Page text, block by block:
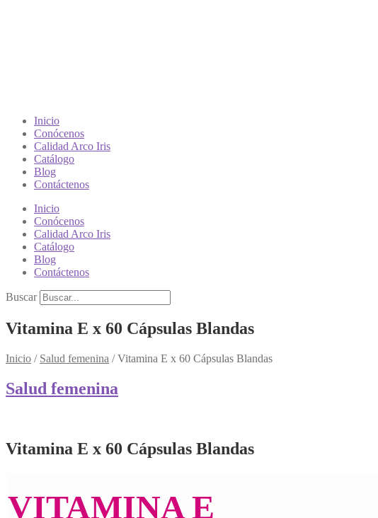
Inicio
Conócenos
Calidad Arco Iris
Catálogo
Blog
Contáctenos
Inicio
Conócenos
Calidad Arco Iris
Catálogo
Blog
Contáctenos
Buscar
Vitamina E x 60 Cápsulas Blandas
Inicio / Salud femenina /Vitamina E x 60 Cápsulas Blandas
Salud femenina
Vitamina E x 60 Cápsulas Blandas
VITAMINA E